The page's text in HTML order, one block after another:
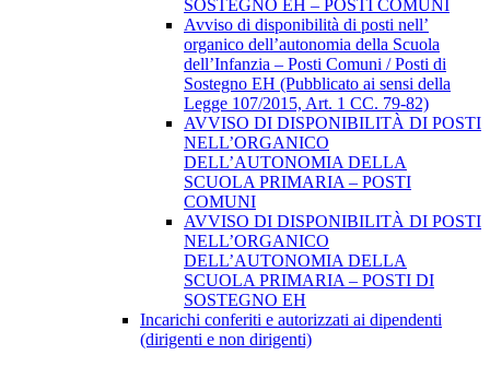
SOSTEGNO EH – POSTI COMUNI
Avviso di disponibilità di posti nell’
organico dell’autonomia della Scuola
dell’Infanzia – Posti Comuni / Posti di
Sostegno EH (Pubblicato ai sensi della
Legge 107/2015, Art. 1 CC. 79-82)
AVVISO DI DISPONIBILITÀ DI POSTI
NELL’ORGANICO
DELL’AUTONOMIA DELLA
SCUOLA PRIMARIA – POSTI
COMUNI
AVVISO DI DISPONIBILITÀ DI POSTI
NELL’ORGANICO
DELL’AUTONOMIA DELLA
SCUOLA PRIMARIA – POSTI DI
SOSTEGNO EH
Incarichi conferiti e autorizzati ai dipendenti
(dirigenti e non dirigenti)